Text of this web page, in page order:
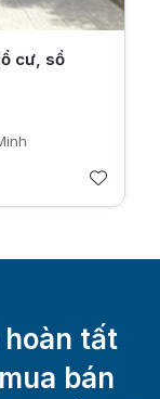
cư, sổ
tất
bán